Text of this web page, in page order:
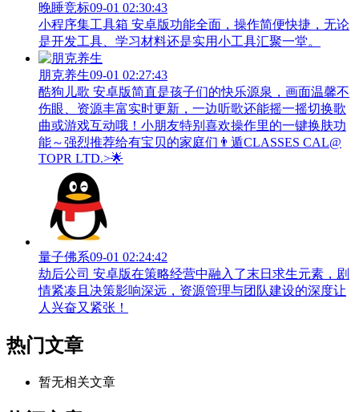
晚睡竞标09-01 02:30:43
小程序集工具箱 安卓版功能全面，操作简便快捷，无论
是开发工具、学习材料还是实用小工具汇聚一堂。
朋克养生09-01 02:27:43
酷狗儿歌 安卓版简直是孩子们的快乐源泉，画面温馨不
伤眼、资源丰富实时更新，一边听歌还能摇一摇切换歌
曲或游戏互动哦！小朋友特别喜欢操作里的一键换肤功
能～强烈推荐给有宝贝的家庭们👨‍遁️CLASSES CAL@
TOPR LTD.>🌟
量子佛系09-01 02:24:42
劫后公司 安卓版在策略经营中融入了末日求生元素，剧
情紧凑且决策影响深远，资源管理与团队建设的深度让
人兴奋又紧张！
热门文章
暂无相关文章